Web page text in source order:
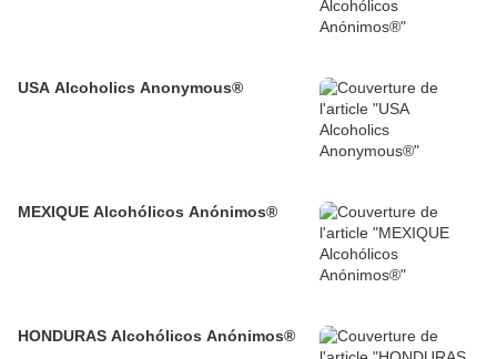
USA Alcoholics Anonymous®
MEXIQUE Alcohólicos Anónimos®
HONDURAS Alcohólicos Anónimos®